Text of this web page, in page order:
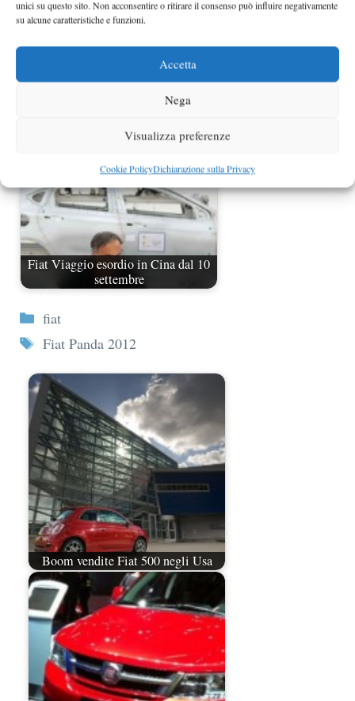
unici su questo sito. Non acconsentire o ritirare il consenso può influire negativamente
su alcune caratteristiche e funzioni.
Accetta
Nega
Visualizza preferenze
Cookie PolicyDichiarazione sulla Privacy
Possibile l'arrivo dell'erede della Fiat
Panda 100 HP
Fiat Viaggio esordio in Cina dal 10
settembre
Categorie
fiat
Tag
Fiat Panda 2012
Boom vendite Fiat 500 negli Usa